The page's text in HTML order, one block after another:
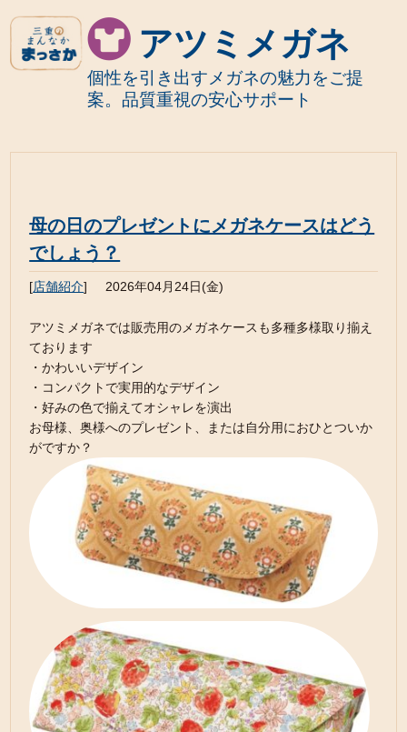
アツミメガネ
個性を引き出すメガネの魅力をご提
案。品質重視の安心サポート
母の日のプレゼントにメガネケースはどう
でしょう？
[店舗紹介] 2026年04月24日(金)
アツミメガネでは販売用のメガネケースも多種多様取り揃え
ております
・かわいいデザイン
・コンパクトで実用的なデザイン
・好みの色で揃えてオシャレを演出
お母様、奥様へのプレゼント、または自分用におひとついか
がですか？